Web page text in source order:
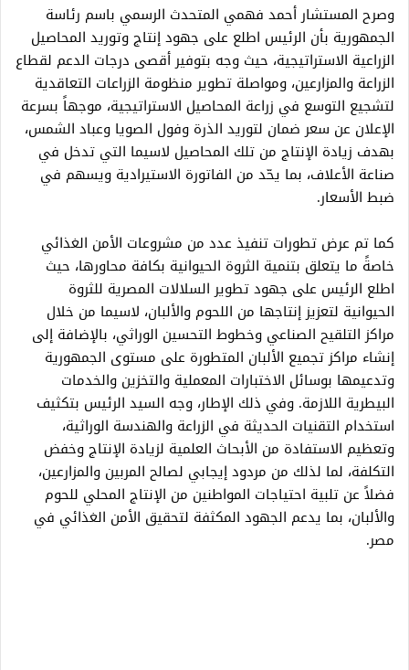
وصرح المستشار أحمد فهمي المتحدث الرسمي باسم رئاسة
الجمهورية بأن الرئيس اطلع على جهود إنتاج وتوريد المحاصيل
الزراعية الاستراتيجية، حيث وجه بتوفير أقصى درجات الدعم لقطاع
الزراعة والمزارعين، ومواصلة تطوير منظومة الزراعات التعاقدية
لتشجيع التوسع في زراعة المحاصيل الاستراتيجية، موجهاً بسرعة
الإعلان عن سعر ضمان لتوريد الذرة وفول الصويا وعباد الشمس،
بهدف زيادة الإنتاج من تلك المحاصيل لاسيما التي تدخل في
صناعة الأعلاف، بما يحّد من الفاتورة الاستيرادية ويسهم في
ضبط الأسعار.
كما تم عرض تطورات تنفيذ عدد من مشروعات الأمن الغذائي
خاصةً ما يتعلق بتنمية الثروة الحيوانية بكافة محاورها، حيث
اطلع الرئيس على جهود تطوير السلالات المصرية للثروة
الحيوانية لتعزيز إنتاجها من اللحوم والألبان، لاسيما من خلال
مراكز التلقيح الصناعي وخطوط التحسين الوراثي، بالإضافة إلى
إنشاء مراكز تجميع الألبان المتطورة على مستوى الجمهورية
وتدعيمها بوسائل الاختبارات المعملية والتخزين والخدمات
البيطرية اللازمة. وفي ذلك الإطار، وجه السيد الرئيس بتكثيف
استخدام التقنيات الحديثة في الزراعة والهندسة الوراثية،
وتعظيم الاستفادة من الأبحاث العلمية لزيادة الإنتاج وخفض
التكلفة، لما لذلك من مردود إيجابي لصالح المربين والمزارعين،
فضلاً عن تلبية احتياجات المواطنين من الإنتاج المحلي للحوم
والألبان، بما يدعم الجهود المكثفة لتحقيق الأمن الغذائي في
مصر.